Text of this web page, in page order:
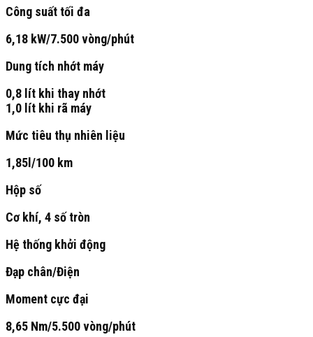
Công suất tối đa
6,18 kW/7.500 vòng/phút
Dung tích nhớt máy
0,8 lít khi thay nhớt
1,0 lít khi rã máy
Mức tiêu thụ nhiên liệu
1,85l/100 km
Hộp số
Cơ khí, 4 số tròn
Hệ thống khởi động
Đạp chân/Điện
Moment cực đại
8,65 Nm/5.500 vòng/phút